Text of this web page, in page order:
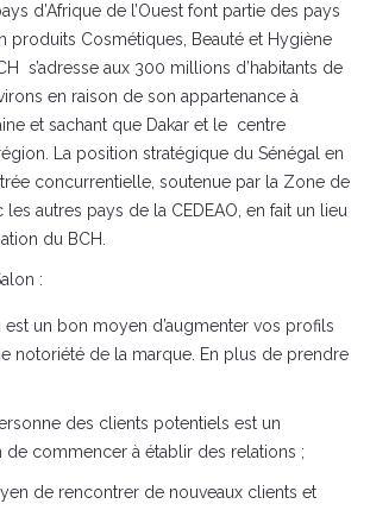
d’Afrique de l’Ouest font partie des pays
produits Cosmétiques, Beauté et Hygiène
s’adresse aux 300 millions d’habitants de
en raison de son appartenance à
et sachant que Dakar et le centre
La position stratégique du Sénégal en
concurrentielle, soutenue par la Zone de
les autres pays de la CEDEAO, en fait un lieu
du BCH.
:
est un bon moyen d’augmenter vos profils
notoriété de la marque. En plus de prendre
des clients potentiels est un
commencer à établir des relations ;
de rencontrer de nouveaux clients et